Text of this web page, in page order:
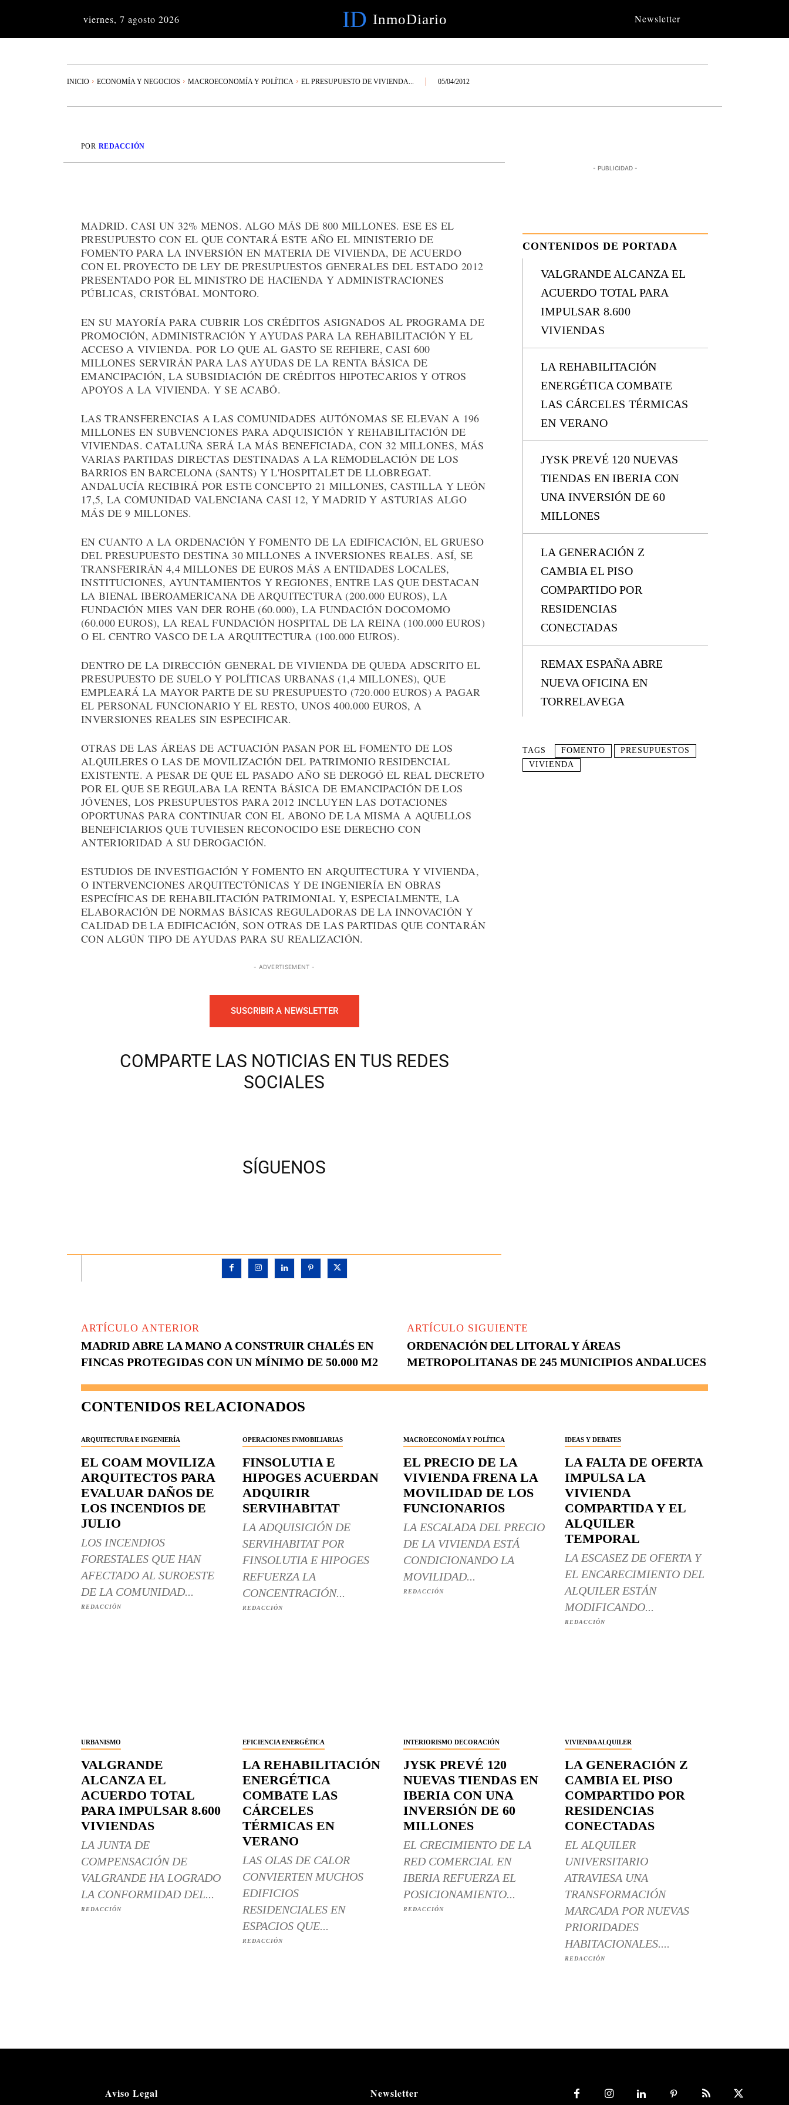
viernes, 7 agosto 2026 ID InmoDiario Newsletter
INICIO ECONOMÍA Y NEGOCIOS MACROECONOMÍA Y POLÍTICA EL PRESUPUESTO DE VIVIENDA... 05/04/2012
POR REDACCIÓN
MADRID. CASI UN 32% MENOS. ALGO MÁS DE 800 MILLONES. ESE ES EL
PRESUPUESTO CON EL QUE CONTARÁ ESTE AÑO EL MINISTERIO DE
FOMENTO PARA LA INVERSIÓN EN MATERIA DE VIVIENDA, DE ACUERDO
CON EL PROYECTO DE LEY DE PRESUPUESTOS GENERALES DEL ESTADO 2012
PRESENTADO POR EL MINISTRO DE HACIENDA Y ADMINISTRACIONES
PÚBLICAS, CRISTÓBAL MONTORO.
EN SU MAYORÍA PARA CUBRIR LOS CRÉDITOS ASIGNADOS AL PROGRAMA DE
PROMOCIÓN, ADMINISTRACIÓN Y AYUDAS PARA LA REHABILITACIÓN Y EL
ACCESO A VIVIENDA. POR LO QUE AL GASTO SE REFIERE, CASI 600
MILLONES SERVIRÁN PARA LAS AYUDAS DE LA RENTA BÁSICA DE
EMANCIPACIÓN, LA SUBSIDIACIÓN DE CRÉDITOS HIPOTECARIOS Y OTROS
APOYOS A LA VIVIENDA. Y SE ACABÓ.
LAS TRANSFERENCIAS A LAS COMUNIDADES AUTÓNOMAS SE ELEVAN A 196
MILLONES EN SUBVENCIONES PARA ADQUISICIÓN Y REHABILITACIÓN DE
VIVIENDAS. CATALUÑA SERÁ LA MÁS BENEFICIADA, CON 32 MILLONES, MÁS
VARIAS PARTIDAS DIRECTAS DESTINADAS A LA REMODELACIÓN DE LOS
BARRIOS EN BARCELONA (SANTS) Y L'HOSPITALET DE LLOBREGAT.
ANDALUCÍA RECIBIRÁ POR ESTE CONCEPTO 21 MILLONES, CASTILLA Y LEÓN
17,5, LA COMUNIDAD VALENCIANA CASI 12, Y MADRID Y ASTURIAS ALGO
MÁS DE 9 MILLONES.
EN CUANTO A LA ORDENACIÓN Y FOMENTO DE LA EDIFICACIÓN, EL GRUESO
DEL PRESUPUESTO DESTINA 30 MILLONES A INVERSIONES REALES. ASÍ, SE
TRANSFERIRÁN 4,4 MILLONES DE EUROS MÁS A ENTIDADES LOCALES,
INSTITUCIONES, AYUNTAMIENTOS Y REGIONES, ENTRE LAS QUE DESTACAN
LA BIENAL IBEROAMERICANA DE ARQUITECTURA (200.000 EUROS), LA
FUNDACIÓN MIES VAN DER ROHE (60.000), LA FUNDACIÓN DOCOMOMO
(60.000 EUROS), LA REAL FUNDACIÓN HOSPITAL DE LA REINA (100.000 EUROS)
O EL CENTRO VASCO DE LA ARQUITECTURA (100.000 EUROS).
DENTRO DE LA DIRECCIÓN GENERAL DE VIVIENDA DE QUEDA ADSCRITO EL
PRESUPUESTO DE SUELO Y POLÍTICAS URBANAS (1,4 MILLONES), QUE
EMPLEARÁ LA MAYOR PARTE DE SU PRESUPUESTO (720.000 EUROS) A PAGAR
EL PERSONAL FUNCIONARIO Y EL RESTO, UNOS 400.000 EUROS, A
INVERSIONES REALES SIN ESPECIFICAR.
OTRAS DE LAS ÁREAS DE ACTUACIÓN PASAN POR EL FOMENTO DE LOS
ALQUILERES O LAS DE MOVILIZACIÓN DEL PATRIMONIO RESIDENCIAL
EXISTENTE. A PESAR DE QUE EL PASADO AÑO SE DEROGÓ EL REAL DECRETO
POR EL QUE SE REGULABA LA RENTA BÁSICA DE EMANCIPACIÓN DE LOS
JÓVENES, LOS PRESUPUESTOS PARA 2012 INCLUYEN LAS DOTACIONES
OPORTUNAS PARA CONTINUAR CON EL ABONO DE LA MISMA A AQUELLOS
BENEFICIARIOS QUE TUVIESEN RECONOCIDO ESE DERECHO CON
ANTERIORIDAD A SU DEROGACIÓN.
ESTUDIOS DE INVESTIGACIÓN Y FOMENTO EN ARQUITECTURA Y VIVIENDA,
O INTERVENCIONES ARQUITECTÓNICAS Y DE INGENIERÍA EN OBRAS
ESPECÍFICAS DE REHABILITACIÓN PATRIMONIAL Y, ESPECIALMENTE, LA
ELABORACIÓN DE NORMAS BÁSICAS REGULADORAS DE LA INNOVACIÓN Y
CALIDAD DE LA EDIFICACIÓN, SON OTRAS DE LAS PARTIDAS QUE CONTARÁN
CON ALGÚN TIPO DE AYUDAS PARA SU REALIZACIÓN.
- ADVERTISEMENT -
SUSCRIBIR A NEWSLETTER
COMPARTE LAS NOTICIAS EN TUS REDES
SOCIALES
SÍGUENOS
- PUBLICIDAD -
CONTENIDOS DE PORTADA
VALGRANDE ALCANZA EL
ACUERDO TOTAL PARA
IMPULSAR 8.600
VIVIENDAS
LA REHABILITACIÓN
ENERGÉTICA COMBATE
LAS CÁRCELES TÉRMICAS
EN VERANO
JYSK PREVÉ 120 NUEVAS
TIENDAS EN IBERIA CON
UNA INVERSIÓN DE 60
MILLONES
LA GENERACIÓN Z
CAMBIA EL PISO
COMPARTIDO POR
RESIDENCIAS
CONECTADAS
REMAX ESPAÑA ABRE
NUEVA OFICINA EN
TORRELAVEGA
TAGS FOMENTO
PRESUPUESTOS
VIVIENDA
ARTÍCULO ANTERIOR
MADRID ABRE LA MANO A CONSTRUIR CHALÉS EN
FINCAS PROTEGIDAS CON UN MÍNIMO DE 50.000 M2
ARTÍCULO SIGUIENTE
ORDENACIÓN DEL LITORAL Y ÁREAS
METROPOLITANAS DE 245 MUNICIPIOS ANDALUCES
CONTENIDOS RELACIONADOS
ARQUITECTURA E INGENIERÍA
EL COAM MOVILIZA
ARQUITECTOS PARA
EVALUAR DAÑOS DE
LOS INCENDIOS DE
JULIO
LOS INCENDIOS
FORESTALES QUE HAN
AFECTADO AL SUROESTE
DE LA COMUNIDAD...
REDACCIÓN
OPERACIONES INMOBILIARIAS
FINSOLUTIA E
HIPOGES ACUERDAN
ADQUIRIR
SERVIHABITAT
LA ADQUISICIÓN DE
SERVIHABITAT POR
FINSOLUTIA E HIPOGES
REFUERZA LA
CONCENTRACIÓN...
REDACCIÓN
MACROECONOMÍA Y POLÍTICA
EL PRECIO DE LA
VIVIENDA FRENA LA
MOVILIDAD DE LOS
FUNCIONARIOS
LA ESCALADA DEL PRECIO
DE LA VIVIENDA ESTÁ
CONDICIONANDO LA
MOVILIDAD...
REDACCIÓN
IDEAS Y DEBATES
LA FALTA DE OFERTA
IMPULSA LA
VIVIENDA
COMPARTIDA Y EL
ALQUILER
TEMPORAL
LA ESCASEZ DE OFERTA Y
EL ENCARECIMIENTO DEL
ALQUILER ESTÁN
MODIFICANDO...
REDACCIÓN
URBANISMO
VALGRANDE
ALCANZA EL
ACUERDO TOTAL
PARA IMPULSAR 8.600
VIVIENDAS
LA JUNTA DE
COMPENSACIÓN DE
VALGRANDE HA LOGRADO
LA CONFORMIDAD DEL...
REDACCIÓN
EFICIENCIA ENERGÉTICA
LA REHABILITACIÓN
ENERGÉTICA
COMBATE LAS
CÁRCELES
TÉRMICAS EN
VERANO
LAS OLAS DE CALOR
CONVIERTEN MUCHOS
EDIFICIOS
RESIDENCIALES EN
ESPACIOS QUE...
REDACCIÓN
INTERIORISMO DECORACIÓN
JYSK PREVÉ 120
NUEVAS TIENDAS EN
IBERIA CON UNA
INVERSIÓN DE 60
MILLONES
EL CRECIMIENTO DE LA
RED COMERCIAL EN
IBERIA REFUERZA EL
POSICIONAMIENTO...
REDACCIÓN
VIVIENDA ALQUILER
LA GENERACIÓN Z
CAMBIA EL PISO
COMPARTIDO POR
RESIDENCIAS
CONECTADAS
EL ALQUILER
UNIVERSITARIO
ATRAVIESA UNA
TRANSFORMACIÓN
MARCADA POR NUEVAS
PRIORIDADES
HABITACIONALES....
REDACCIÓN
Aviso Legal Newsletter